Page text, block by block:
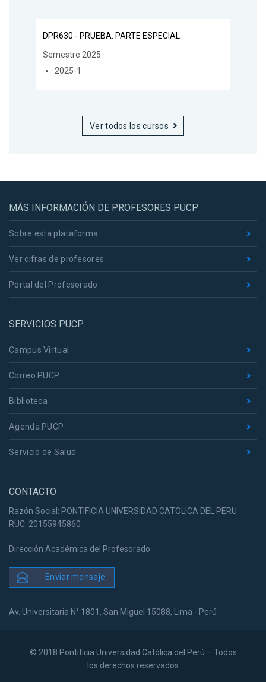
DPR630 - PRUEBA: PARTE ESPECIAL
Semestre 2025
2025-1
Ver todos los cursos
MÁS INFORMACIÓN DE PROFESORES PUCP
Sobre esta plataforma
Ver cifras de profesores
Portal del Profesorado
SERVICIOS PUCP
Campus Virtual
Correo PUCP
Biblioteca
Agenda PUCP
Servicio de Salud
CONTACTO
Razón Social: PONTIFICIA UNIVERSIDAD CATOLICA DEL PERU
RUC: 20155945860
Dirección Académica del Profesorado
Enviar mensaje
Av. Universitaria N° 1801, San Miguel 15088, Lima - Perú
© 2018 Pontificia Universidad Católica del Perú – Todos
los derechos reservados